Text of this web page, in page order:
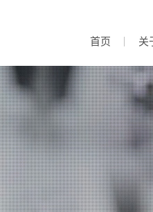
首页 关